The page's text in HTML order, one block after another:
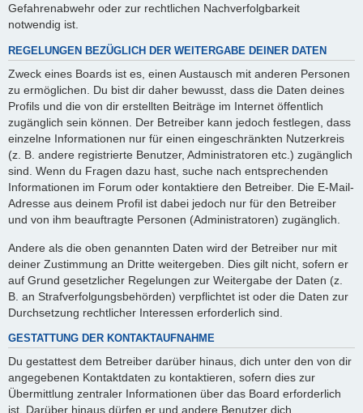
Gefahrenabwehr oder zur rechtlichen Nachverfolgbarkeit
notwendig ist.
REGELUNGEN BEZÜGLICH DER WEITERGABE DEINER DATEN
Zweck eines Boards ist es, einen Austausch mit anderen Personen
zu ermöglichen. Du bist dir daher bewusst, dass die Daten deines
Profils und die von dir erstellten Beiträge im Internet öffentlich
zugänglich sein können. Der Betreiber kann jedoch festlegen, dass
einzelne Informationen nur für einen eingeschränkten Nutzerkreis
(z. B. andere registrierte Benutzer, Administratoren etc.) zugänglich
sind. Wenn du Fragen dazu hast, suche nach entsprechenden
Informationen im Forum oder kontaktiere den Betreiber. Die E-Mail-
Adresse aus deinem Profil ist dabei jedoch nur für den Betreiber
und von ihm beauftragte Personen (Administratoren) zugänglich.
Andere als die oben genannten Daten wird der Betreiber nur mit
deiner Zustimmung an Dritte weitergeben. Dies gilt nicht, sofern er
auf Grund gesetzlicher Regelungen zur Weitergabe der Daten (z.
B. an Strafverfolgungsbehörden) verpflichtet ist oder die Daten zur
Durchsetzung rechtlicher Interessen erforderlich sind.
GESTATTUNG DER KONTAKTAUFNAHME
Du gestattest dem Betreiber darüber hinaus, dich unter den von dir
angegebenen Kontaktdaten zu kontaktieren, sofern dies zur
Übermittlung zentraler Informationen über das Board erforderlich
ist. Darüber hinaus dürfen er und andere Benutzer dich